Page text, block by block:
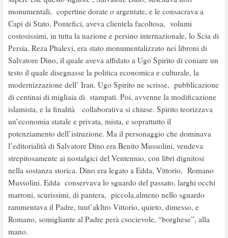
monumentali, copertine dorate o argentate, e le consacrava a
Capi di Stato, Pontefici, aveva clientela facoltosa, volumi
costosissimi, in tutta la nazione e persino internazionale, lo Scia di
Persia, Reza Phalevi, era stato monumentalizzato nei libroni di
Salvatore Dino, il quale aveva affidato a Ugo Spirito di coniare un
testo il quale disegnasse la politica economica e culturale, la
modernizzazione dell’ Iran. Ugo Spirito ne scrisse, pubblicazione
di centinai di migliaia di stampati. Poi, avvenne la modificazione
islamista, e la finalità collaborativa si chiuse. Spirito teorizzava
un’economia statale e privata, mista, e soprattutto il
potenziamento dell’istruzione. Ma il personaggio che dominava
l’editorialità di Salvatore Dino era Benito Mussolini, vendeva
strepitosamente ai nostalgici del Ventennio, con libri dignitosi
nella sostanza storica. Dino era legato a Edda, Vittorio, Romano
Mussolini. Edda conservava lo sguardo del passato, larghi occhi
marroni, scurissimi, di pantera, piccola,almeno nello sguardo
rammentava il Padre, tuut’akltro Vittorio, quieto, dimesso, e
Romano, somigliante al Padre perà csocievole, “borghese”, alla
mano.